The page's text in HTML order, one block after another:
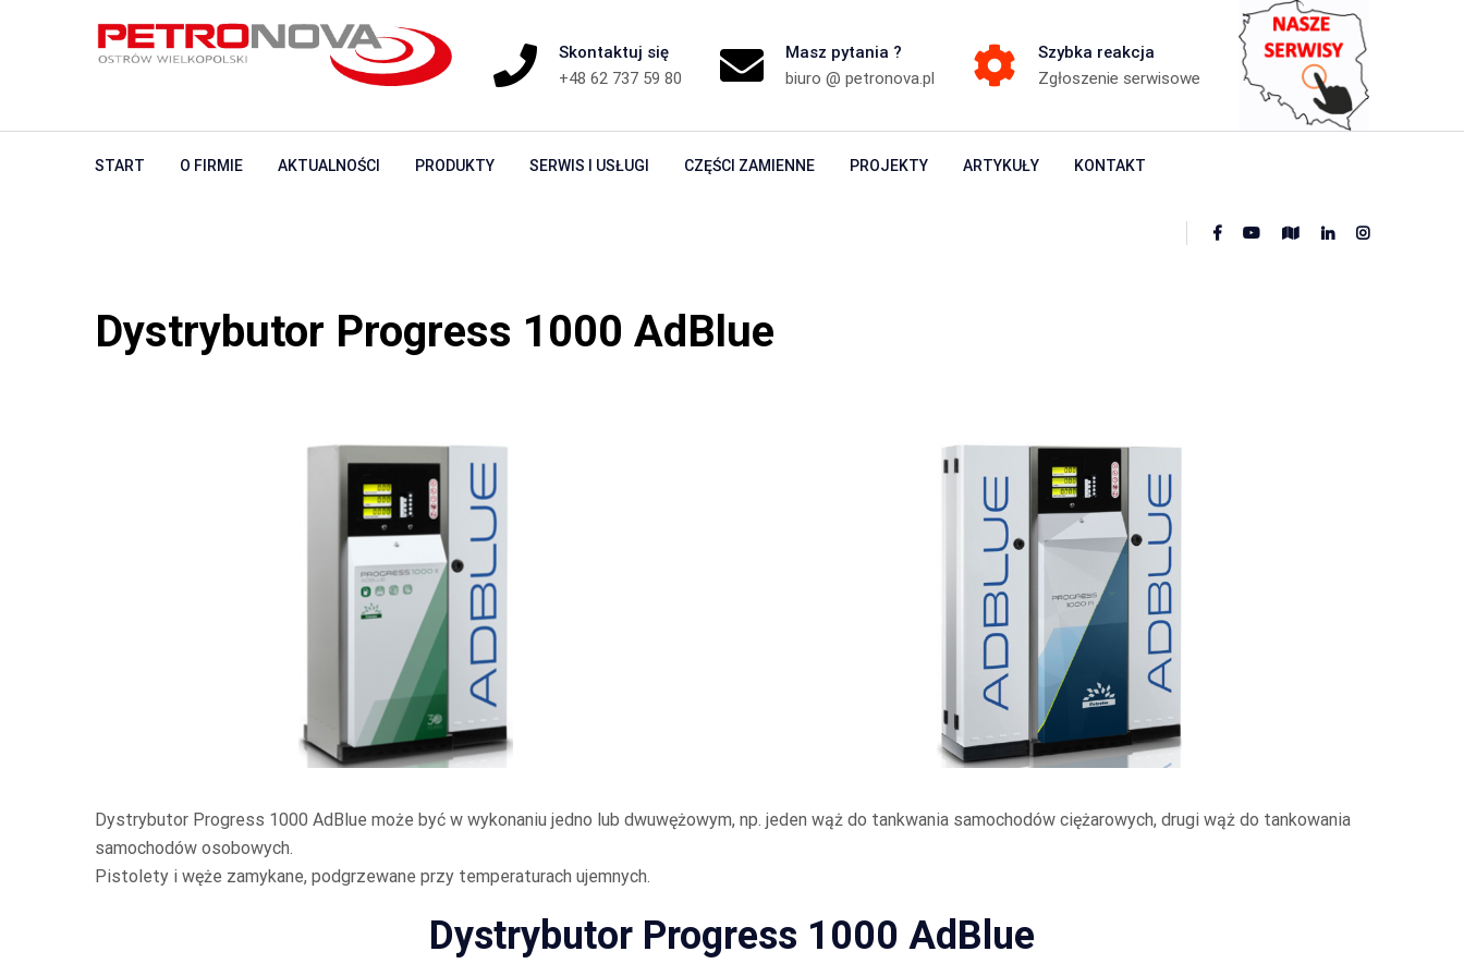
Skontaktuj się
+48 62 737 59 80
Masz pytania ?
biuro @ petronova.pl
Szybka reakcja
Zgłoszenie serwisowe
START O FIRMIE AKTUALNOŚCI PRODUKTY SERWIS I USŁUGI CZĘŚCI ZAMIENNE PROJEKTY ARTYKUŁY KONTAKT
Dystrybutor Progress 1000 AdBlue
Dystrybutor Progress 1000 AdBlue może być w wykonaniu jedno lub dwuwężowym, np. jeden wąż do tankwania samochodów ciężarowych, drugi wąż do tankowania
samochodów osobowych.
Pistolety i węże zamykane, podgrzewane przy temperaturach ujemnych.
Dystrybutor Progress 1000 AdBlue